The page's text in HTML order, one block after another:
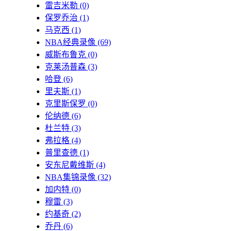
雷吉米勒 (0)
保罗乔治 (1)
马克西 (1)
NBA经典录像 (69)
威斯布鲁克 (0)
克莱汤普森 (3)
哈登 (6)
里夫斯 (1)
克里斯保罗 (0)
伦纳德 (6)
杜兰特 (3)
弗拉格 (4)
普里查德 (1)
安东尼戴维斯 (4)
NBA集锦录像 (32)
加内特 (0)
穆雷 (3)
约基奇 (2)
乔丹 (6)